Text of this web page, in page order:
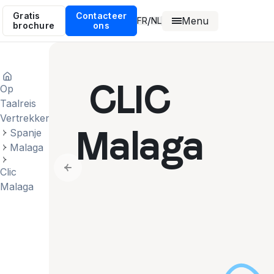
Gratis
brochure
Contacteer
ons
FR/NL Menu
Op
Taalreis
Vertrekken
Spanje
Malaga
Clic
Malaga
CLIC
Malaga
Previous slide